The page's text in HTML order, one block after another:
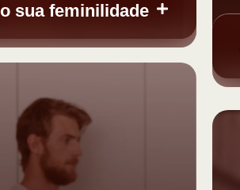
sua feminilidade